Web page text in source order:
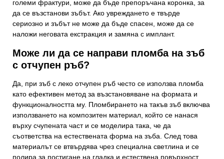
големи фрактури, може да бъде препоръчана коронка, за
да се възстанови зъбът. Ако увреждането е твърде
сериозно и зъбът не може да бъде спасен, може да се
наложи неговата екстракция и замяна с имплант.
Може ли да се направи пломба на зъб
с отчупен ръб?
Да, при зъб с леко отчупен ръб често се използва пломба
като ефективен метод за възстановяване на формата и
функционалността му. Пломбирането на такъв зъб включва
използването на композитен материал, който се нанася
върху счупената част и се моделира така, че да
съответства на естествената форма на зъба. След това
материалът се втвърдява чрез специална светлина и се
полира за постигане на гладка и естествена повърхност.
Свържете се с нас
Вашето име и фамилия
Вашият телефонен номер